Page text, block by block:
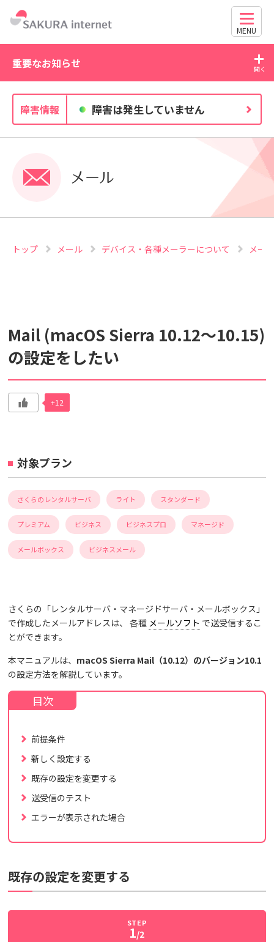
MENU
検索対象
すべて
サポート情報
動画マニュアル
個人情報保護のため、お名前や連絡先、会員IDを入力しないでください。
サイト内検索について
重要なお知らせ
07/27
独自ドメイン、SSL証明書の有効期限と更新方法に関す
2026/
障害情報 障害は発生していません
メール
トップ メール デバイス・各種メーラーについて メー
Mail (macOS Sierra 10.12～10.15)
の設定をしたい
+12
対象プラン
さくらのレンタルサーバ ライト スタンダード
プレミアム ビジネス ビジネスプロ マネージド
メールボックス ビジネスメール
さくらの「レンタルサーバ・マネージドサーバ・メールボックス」
で作成したメールアドレスは、 各種 メールソフト で送受信するこ
とができます。
本マニュアルは、 macOS Sierra Mail（10.12）のバージョン10.1
の設定方法を解説しています。
前提条件
新しく設定する
既存の設定を変更する
送受信のテスト
エラーが表示された場合
既存の設定を変更する
STEP
1/2